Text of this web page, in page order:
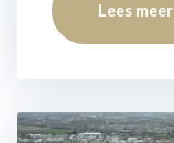
Lees meer